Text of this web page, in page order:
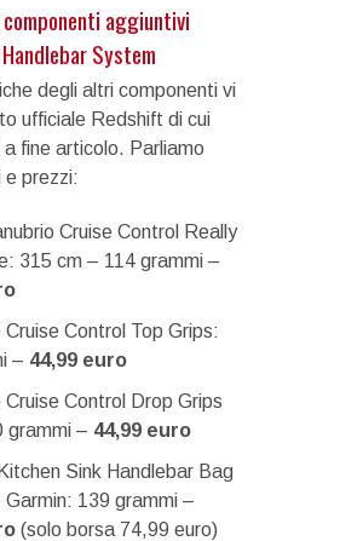
aggiuntivi
System
degli altri componenti vi
ufficiale Redshift di cui
fine articolo. Parliamo
e prezzi:
Cruise Control Really
315 cm – 114 grammi –
Cruise Control Top Grips:
– 44,99 euro
Cruise Control Drop Grips
grammi – 44,99 euro
Sink Handlebar Bag
139 grammi –
(solo borsa 74,99 euro)